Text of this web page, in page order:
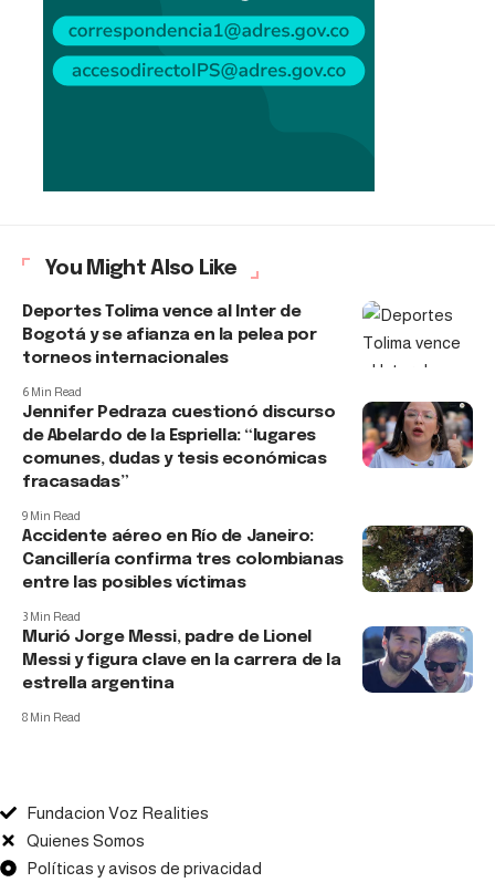
You Might Also Like
Deportes Tolima vence al Inter de
Bogotá y se afianza en la pelea por
torneos internacionales
6 Min Read
Jennifer Pedraza cuestionó discurso
de Abelardo de la Espriella: “lugares
comunes, dudas y tesis económicas
fracasadas”
9 Min Read
Accidente aéreo en Río de Janeiro:
Cancillería confirma tres colombianas
entre las posibles víctimas
3 Min Read
Murió Jorge Messi, padre de Lionel
Messi y figura clave en la carrera de la
estrella argentina
8 Min Read
Fundacion Voz Realities
Quienes Somos
Políticas y avisos de privacidad